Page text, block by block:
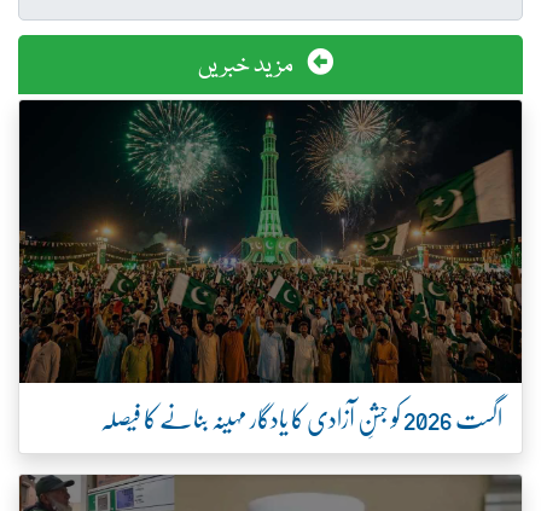
مزید خبریں
اگست 2026 کو جشنِ آزادی کا یادگار مہینہ بنانے کا فیصلہ